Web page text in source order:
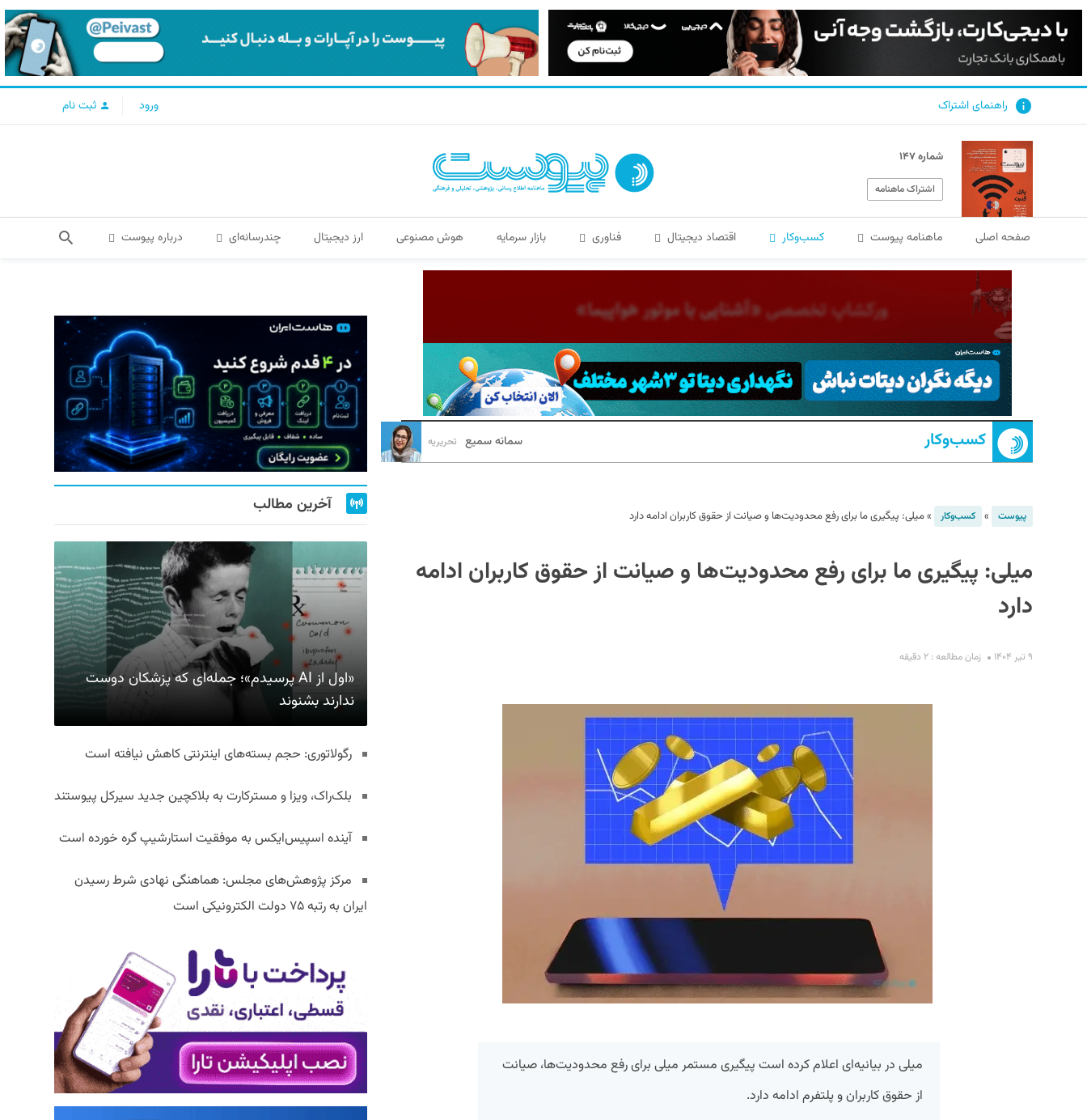
راهنمای اشتراک ورود ثبت نام
شماره ۱۴۷
اشتراک ماهنامه
صفحه اصلی ماهنامه پیوست کسب‌و‌کار اقتصاد دیجیتال فناوری بازار سرمایه هوش مصنوعی ارز دیجیتال چندرسانه‌ای درباره پیوست
کسب‌و‌کار سمانه سمیع تحریریه
پیوست » کسب‌و‌کار »میلی: پیگیری ما برای رفع محدودیت‌ها و صیانت از حقوق کاربران ادامه دارد
میلی: پیگیری ما برای رفع محدودیت‌ها و صیانت از حقوق کاربران ادامه
دارد
۹ تیر ۱۴۰۴ زمان مطالعه : ۲ دقیقه
میلی در بیانیه‌ای اعلام کرده است پیگیری مستمر میلی برای رفع محدودیت‌ها، صیانت
از حقوق کاربران و پلتفرم ادامه دارد.
آخرین مطالب
«اول از AI پرسیدم»؛ جمله‌ای که پزشکان دوست
ندارند بشنوند
رگولاتوری: حجم بسته‌های اینترنتی کاهش نیافته است
بلک‌راک، ویزا و مسترکارت به بلاکچین جدید سیرکل پیوستند
آینده اسپیس‌ایکس به موفقیت استارشیپ گره خورده است
مرکز پژوهش‌های مجلس: هماهنگی نهادی شرط رسیدن
ایران به رتبه ۷۵ دولت الکترونیکی است